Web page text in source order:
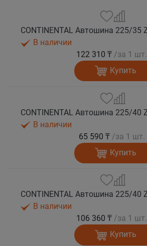
В наличии
122 310 ₸ /за 1 шт.
Купить
В наличии
65 590 ₸ /за 1 шт.
Купить
В наличии
106 360 ₸ /за 1 шт.
Купить